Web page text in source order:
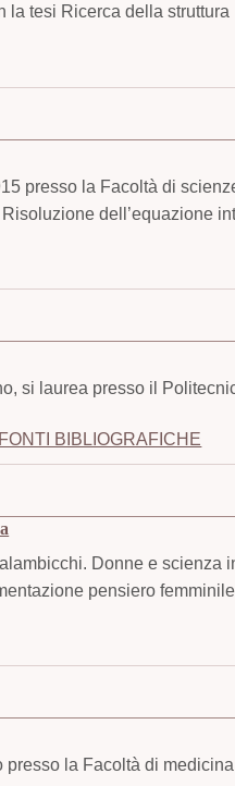
la tesi Ricerca della
presso la Facoltà di
dell’equazione
si laurea presso il
FONTI BIBLIOGRAFICHE
Donne e scienza
pensiero
presso la Facoltà di